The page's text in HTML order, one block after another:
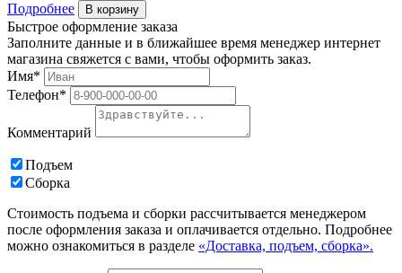
Подробнее В корзину
Быстрое оформление заказа
Заполните данные и в ближайшее время менеджер интернет
магазина свяжется с вами, чтобы оформить заказ.
Имя*
Телефон*
Комментарий
Подъем
Сборка
Стоимость подъема и сборки рассчитывается менеджером
после оформления заказа и оплачивается отдельно. Подробнее
можно ознакомиться в разделе «Доставка, подъем, сборка».